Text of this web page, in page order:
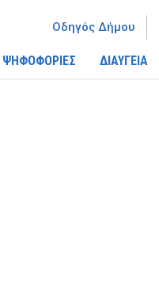
ΨΗΦΟΦΟΡΙΕΣ ΔΙΑΥΓΕΙΑ
Οδηγός Δήμου